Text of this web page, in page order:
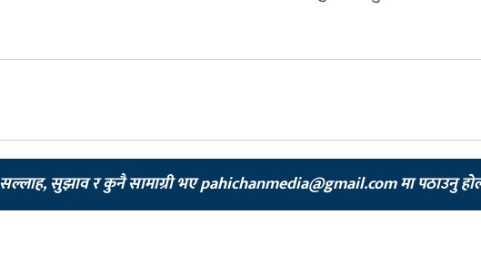
सल्लाह, सुझाव र कुनै सामाग्री भएpahichanmedia@gmail.comमा पठाउनु